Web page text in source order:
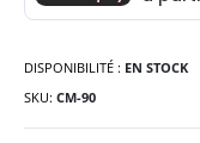
DISPONIBILITÉ : EN STOCK
SKU CM-90